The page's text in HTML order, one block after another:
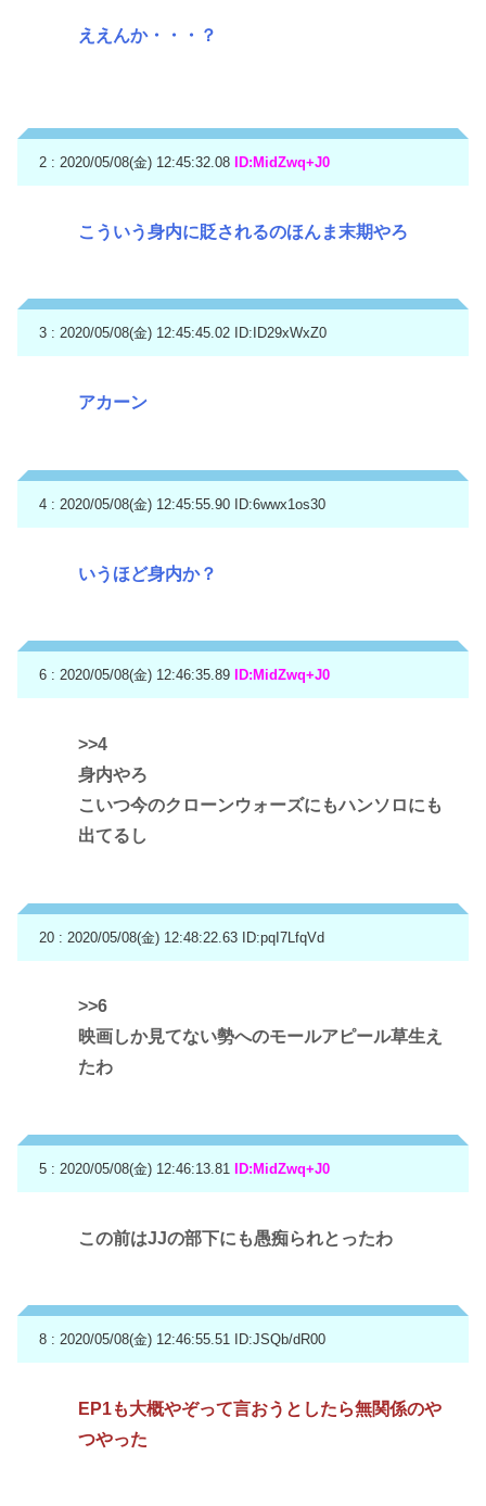
ええんか・・・？
2 : 2020/05/08(金) 12:45:32.08 ID:MidZwq+J0
こういう身内に貶されるのほんま末期やろ
3 : 2020/05/08(金) 12:45:45.02 ID:ID29xWxZ0
アカーン
4 : 2020/05/08(金) 12:45:55.90 ID:6wwx1os30
いうほど身内か？
6 : 2020/05/08(金) 12:46:35.89 ID:MidZwq+J0
>>4
身内やろ
こいつ今のクローンウォーズにもハンソロにも
出てるし
20 : 2020/05/08(金) 12:48:22.63 ID:pqI7LfqVd
>>6
映画しか見てない勢へのモールアピール草生え
たわ
5 : 2020/05/08(金) 12:46:13.81 ID:MidZwq+J0
この前はJJの部下にも愚痴られとったわ
8 : 2020/05/08(金) 12:46:55.51 ID:JSQb/dR00
EP1も大概やぞって言おうとしたら無関係のや
つやった